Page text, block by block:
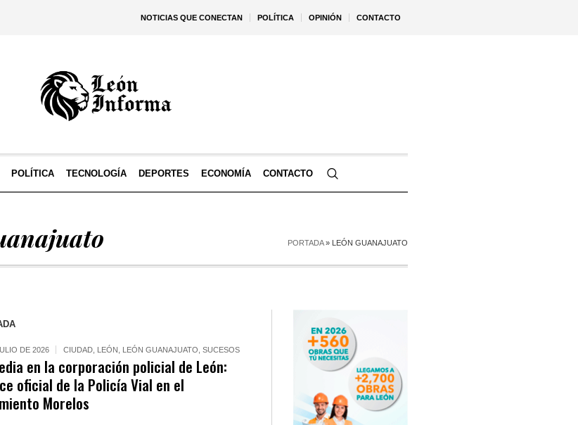
NOTICIAS QUE CONECTAN POLÍTICA OPINIÓN CONTACTO
POLÍTICA TECNOLOGÍA DEPORTES ECONOMÍA CONTACTO
PORTADA» LEÓN GUANAJUATO
DE 2026 CIUDAD, LEÓN LEÓN GUANAJUATO SUCESOS
en la corporación policial de León:
oficial de la Policía Vial en el
Morelos